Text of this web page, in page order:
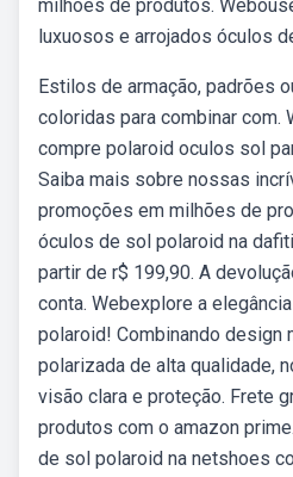
milhões de produtos.
luxuosos e arrojados óculos
Estilos de armação, padrões
coloridas para combinar com.
compre polaroid oculos sol
Saiba mais sobre nossas
promoções em milhões de
óculos de sol polaroid na
partir de r$ 199,90. A
conta. Webexplore a
polaroid! Combinando design
polarizada de alta qualidade,
visão clara e proteção. Frete
produtos com o amazon
de sol polaroid na netshoes